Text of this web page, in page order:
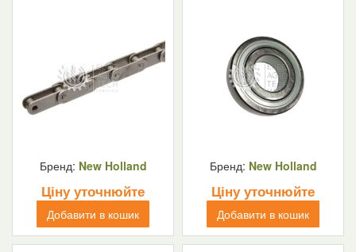
Бренд: New Holland
Ціну уточнюйте
Добавити в кошик
Бренд: New Holland
Ціну уточнюйте
Добавити в кошик